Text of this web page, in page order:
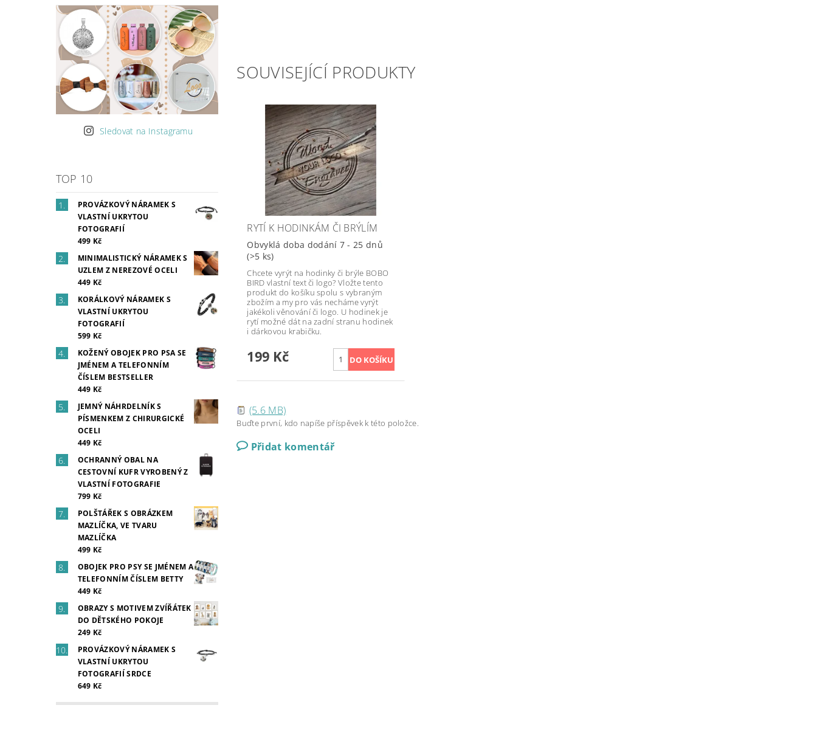
Sledovat na Instagramu
TOP 10
PROVÁZKOVÝ NÁRAMEK S
VLASTNÍ UKRYTOU
FOTOGRAFIÍ
499 Kč
MINIMALISTICKÝ NÁRAMEK S
UZLEM Z NEREZOVÉ OCELI
449 Kč
KORÁLKOVÝ NÁRAMEK S
VLASTNÍ UKRYTOU
FOTOGRAFIÍ
599 Kč
KOŽENÝ OBOJEK PRO PSA SE
JMÉNEM A TELEFONNÍM
ČÍSLEM BESTSELLER
449 Kč
JEMNÝ NÁHRDELNÍK S
PÍSMENKEM Z CHIRURGICKÉ
OCELI
449 Kč
OCHRANNÝ OBAL NA
CESTOVNÍ KUFR VYROBENÝ Z
VLASTNÍ FOTOGRAFIE
799 Kč
POLŠTÁŘEK S OBRÁZKEM
MAZLÍČKA, VE TVARU
MAZLÍČKA
499 Kč
OBOJEK PRO PSY SE JMÉNEM A
TELEFONNÍM ČÍSLEM BETTY
449 Kč
OBRAZY S MOTIVEM ZVÍŘÁTEK
DO DĚTSKÉHO POKOJE
249 Kč
PROVÁZKOVÝ NÁRAMEK S
VLASTNÍ UKRYTOU
FOTOGRAFIÍ SRDCE
649 Kč
SOUVISEJÍCÍ PRODUKTY
RYTÍ K HODINKÁM ČI BRÝLÍM
Obvyklá doba dodání 7 - 25 dnů
(>5 ks)
Chcete vyrýt na hodinky či brýle BOBO
BIRD vlastní text či logo? Vložte tento
produkt do košíku spolu s vybraným
zbožím a my pro vás necháme vyrýt
jakékoli věnování či logo. U hodinek je
rytí možné dát na zadní stranu hodinek
i dárkovou krabičku.
199 Kč
(5.6 MB)
Buďte první, kdo napíše příspěvek k této položce.
Přidat komentář